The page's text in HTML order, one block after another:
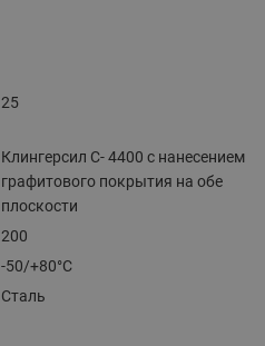
25
Клингерсил C- 4400 с нанесением
графитового покрытия на обе
плоскости
200
-50/+80°C
Сталь